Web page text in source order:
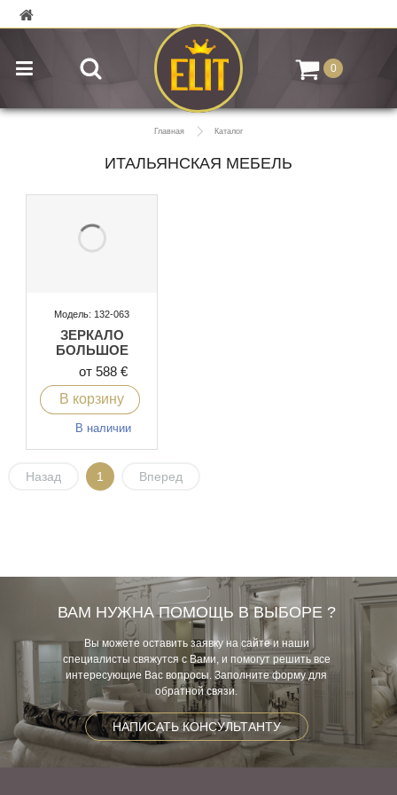
0
Главная Каталог
ИТАЛЬЯНСКАЯ МЕБЕЛЬ
Модель: 132-063
ЗЕРКАЛО
БОЛЬШОЕ
от 588 €
В корзину
В наличии
Назад 1 Вперед
ВАМ НУЖНА ПОМОЩЬ В ВЫБОРЕ ?
Вы можете оставить заявку на сайте и наши
специалисты свяжутся с Вами, и помогут решить все
интересующие Вас вопросы. Заполните форму для
обратной связи.
НАПИСАТЬ КОНСУЛЬТАНТУ